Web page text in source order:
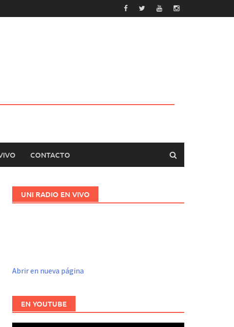
CONTACTO
UNI RADIO EN VIVO
Abrir en nueva página
EN YOUTUBE